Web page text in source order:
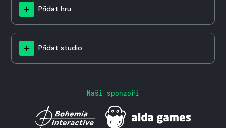
Přidat hru
Přidat studio
Naši sponzoři